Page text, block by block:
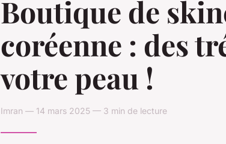
Boutique de
coréenne : des
votre peau !
Imran — 14 mars 2025 — 3 min de lecture